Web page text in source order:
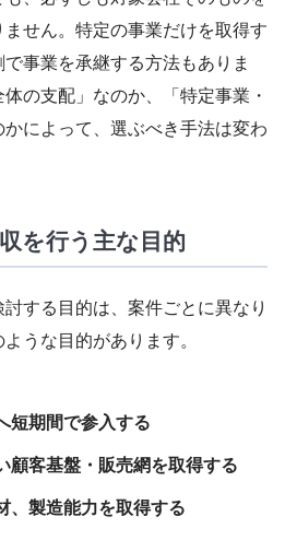
せん。特定の事業だけを取得す
事業を承継する方法もありま
の支配」なのか、「特定事業・
によって、選ぶべき手法は変わ
を行う主な目的
する目的は、案件ごとに異なり
うな目的があります。
短期間で参入する
顧客基盤・販売網を取得する
、製造能力を取得する